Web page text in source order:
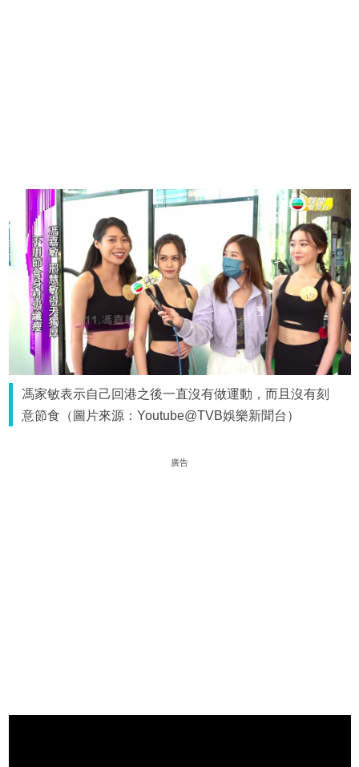
馮家敏表示自己回港之後一直沒有做運動，而且沒有刻
意節食（圖片來源：Youtube@TVB娛樂新聞台）
廣告